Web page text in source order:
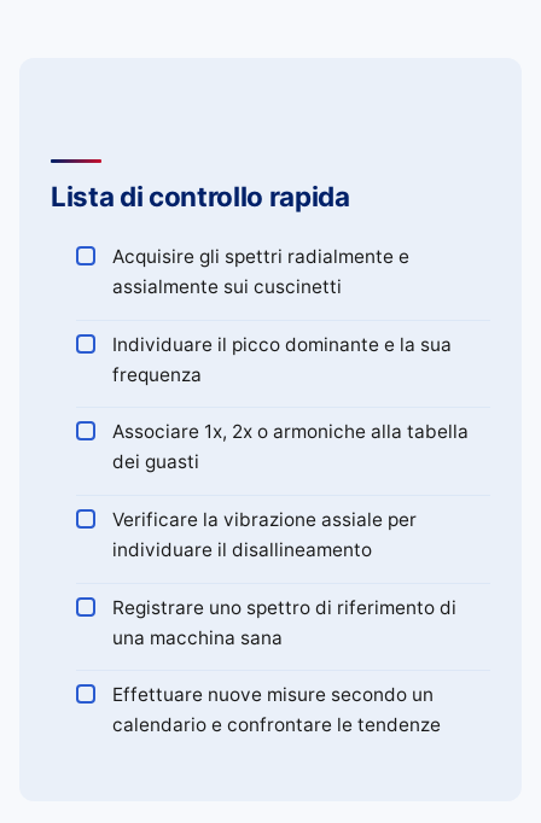
Lista di controllo rapida
Acquisire gli spettri radialmente e
assialmente sui cuscinetti
Individuare il picco dominante e la sua
frequenza
Associare 1x, 2x o armoniche alla tabella
dei guasti
Verificare la vibrazione assiale per
individuare il disallineamento
Registrare uno spettro di riferimento di
una macchina sana
Effettuare nuove misure secondo un
calendario e confrontare le tendenze